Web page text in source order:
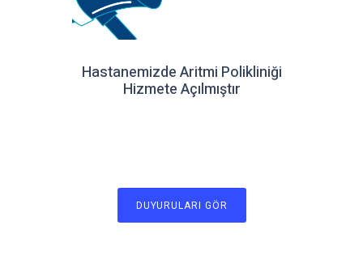
Hastanemizde Aritmi Polikliniği
Hizmete Açılmıştır
DUYURULARI GÖR